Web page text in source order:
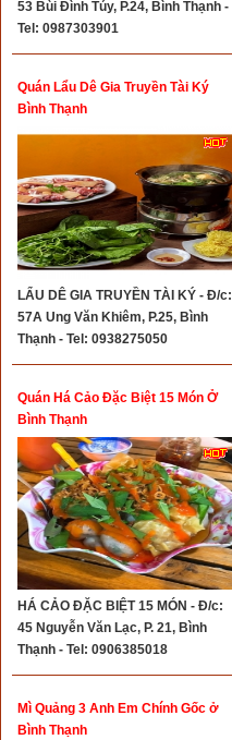
53 Bùi Đình Túy, P.24, Bình Thạnh -
Tel: 0987303901
Quán Lẩu Dê Gia Truyền Tài Ký
Bình Thạnh
LẨU DÊ GIA TRUYỀN TÀI KÝ - Đ/c:
57A Ung Văn Khiêm, P.25, Bình
Thạnh - Tel: 0938275050
Quán Há Cảo Đặc Biệt 15 Món Ở
Bình Thạnh
HÁ CẢO ĐẶC BIỆT 15 MÓN - Đ/c:
45 Nguyễn Văn Lạc, P. 21, Bình
Thạnh - Tel: 0906385018
Mì Quảng 3 Anh Em Chính Gốc ở
Bình Thạnh